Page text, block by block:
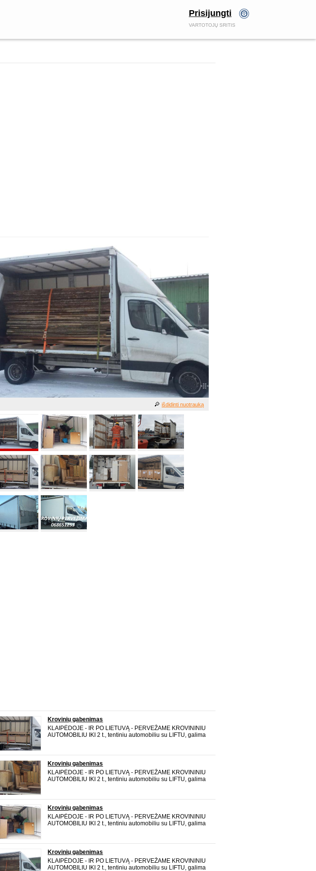
Prisijungti
VARTOTOJŲ SRITIS
išdidinti nuotrauką
Krovinių gabenimas
KLAIPĖDOJE - IR PO LIETUVĄ - PERVEŽAME KROVININIU
AUTOMOBILIU IKI 2 t., tentiniu automobiliu su LIFTU, galima
buitinę techniką, medi
Krovinių gabenimas
KLAIPĖDOJE - IR PO LIETUVĄ - PERVEŽAME KROVININIU
AUTOMOBILIU IKI 2 t., tentiniu automobiliu su LIFTU, galima
buitinę techniką, medi
Krovinių gabenimas
KLAIPĖDOJE - IR PO LIETUVĄ - PERVEŽAME KROVININIU
AUTOMOBILIU IKI 2 t., tentiniu automobiliu su LIFTU, galima
buitinę techniką, medi
Krovinių gabenimas
KLAIPĖDOJE - IR PO LIETUVĄ - PERVEŽAME KROVININIU
AUTOMOBILIU IKI 2 t., tentiniu automobiliu su LIFTU, galima